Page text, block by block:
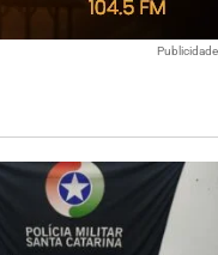
Publicidade